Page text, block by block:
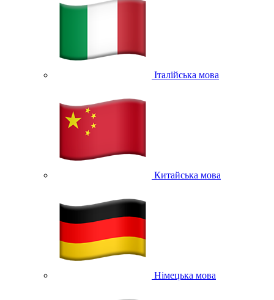
Італійська мова
Китайська мова
Німецька мова